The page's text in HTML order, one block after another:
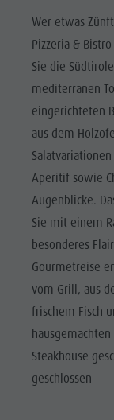
Info A-Z
Rafting &
Reiten
Tennis
Schwimmen
Tourenübersicht
Newsletter
Katalogservice
Ortstaxe
Urlaub mit Hund
Pilze sammeln
Kronplatz
FAQ
Wer etwas
Pizzeria &
Sie die
mediterranen
eingerichteten
aus dem
Aperitif sowie
Augenblicke.
Sie mit einem
besonderes
Gourmetreise
vom Grill, aus
frischem Fisch
Steakhouse
geschlossen